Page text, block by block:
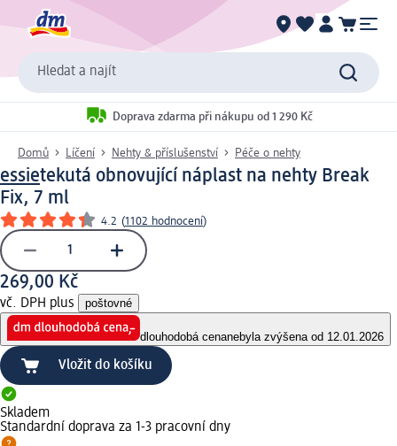
Hledat a najít
Doprava zdarma při nákupu od 1 290 Kč
Domů Líčení Nehty & příslušenství Péče o nehty
essietekutá obnovující náplast na nehty Break
Fix, 7 ml
4.2 (1102 hodnocení)
269,00 Kč
vč. DPH plus poštovné
dlouhodobá cenanebyla zvýšena od 12.01.2026
Vložit do košíku
Skladem
Standardní doprava za 1-3 pracovní dny